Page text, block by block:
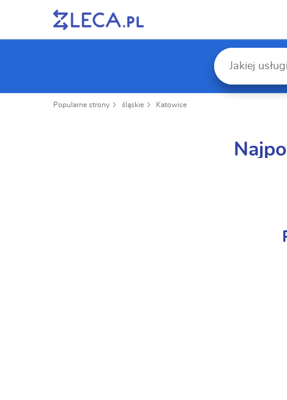
Popularne strony śląskie Katowice